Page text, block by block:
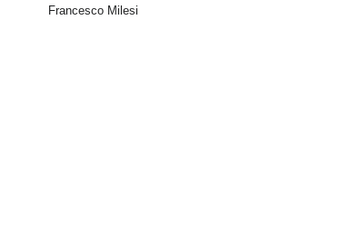
Francesco Milesi